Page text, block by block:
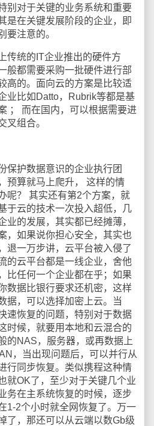
别对于关键的业务系统和重要
是在关键发展阶段的企业，即
要注意的。
统的IT企业推出的硬件方
般都需要采购一批硬件进行部
高的。面向云的方案是比较适
业比如Datto，Rubrik等都是基
； 而在国内，可以根据需要进
叉组合。
护数据意识的企业执行团
预算就马上爬升， 这样的情
呢？ 其实还有第2个方案，就
于云的技术一次投入超低，几
业的发展，其实都已经摊薄，
，如果说你担心安全，其实也
退一万步讲，云平台被入侵了
的云平台都是一线企业，舍他
比任何一个企业都在乎；如果
数据比银行要求还机密，这样
据，可以选择加密上云。当
速恢复的问题，特别对于数据
时候，就要用本地和云混合的
的NAS，服务器，或再数据上
，当出现问题后，可以并行从
行同步恢复。类似携程这种情
就OK了，至少对于关键几个业
务在主系统恢复的时候，逐步
1-2个小时就全网恢复了。万一
了，那还可以从云端以数Gb级